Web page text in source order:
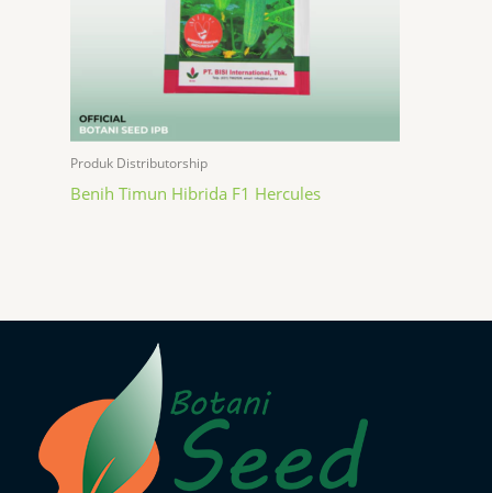
Produk Distributorship
Benih Timun Hibrida F1 Hercules